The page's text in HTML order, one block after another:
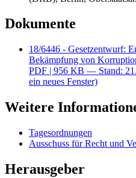
Dokumente
18/6446 - Gesetzentwurf:
Bekämpfung von
PDF | 956 KB — Stand:
ein neues Fenster)
Weitere
Tagesordnungen
Ausschuss für Recht und
Herausgeber